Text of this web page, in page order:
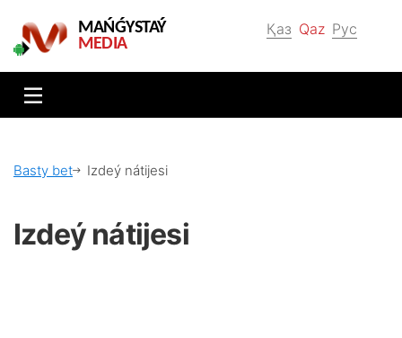
Қаз Qaz Рус
MAŃǴYSTAÝ
MEDIA
Bаsty bеt Іzdеý nátijеsі
Іzdеý nátijеsі